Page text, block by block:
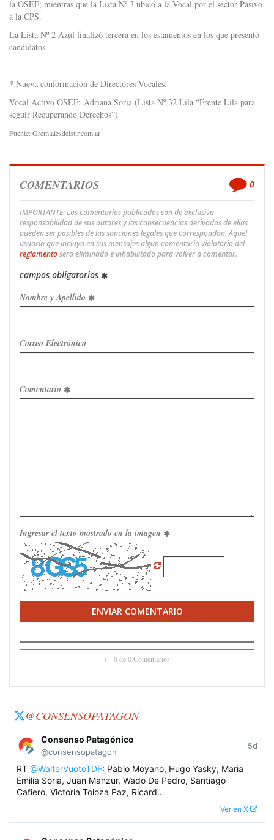
la OSEF; mientras que la Lista Nº 3 ubicó a la Vocal por el sector Pasivo
a la CPS.
La Lista Nº 2 Azul finalizó tercera en los estamentos en los que presentó
candidatos.
* Nueva conformación de Directores-Vocales:
Vocal Activo OSEF: Adriana Soria (Lista Nº 32 Lila “Frente Lila para
seguir Recuperando Derechos”)
Fuente: Gremialesdelsur.com.ar
COMENTARIOS 0
IMPORTANTE: Los comentarios publicados son de exclusiva
responsabilidad de sus autores y las consecuencias derivadas de ellas
pueden ser pasibles de las sanciones legales que correspondan. Aquel
usuario que incluya en sus mensajes algun comentario violatorio del
reglamentoserá eliminado e inhabilitado para volver a comentar.
campos obligatorios
Nombre y Apellido
Correo Electrónico
Comentario
Ingresar el texto mostrado en la imagen
ENVIAR COMENTARIO
1 - 0 de 0 Comentarios
@CONSENSOPATAGON
Consenso Patagónico
@consensopatagon
5d
RT @WalterVuotoTDF: Pablo Moyano, Hugo Yasky, Maria
Emilia Soria, Juan Manzur, Wado De Pedro, Santiago
Cafiero, Victoria Toloza Paz, Ricard…
Ver en X